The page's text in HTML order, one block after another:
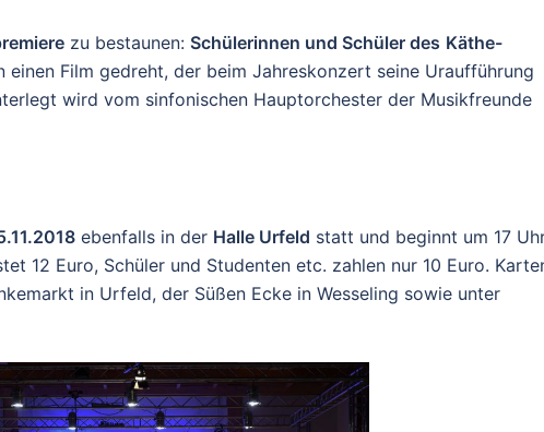
zu bestaunen: Schülerinnen und Schüler des Käthe-
einen Film gedreht, der beim Jahreskonzert seine Uraufführung
wird vom sinfonischen Hauptorchester der Musikfreunde
ebenfalls in der Halle Urfeld statt und beginnt um 17
12 Euro, Schüler und Studenten etc. zahlen nur 10 Euro.
in Urfeld, der Süßen Ecke in Wesseling sowie unter